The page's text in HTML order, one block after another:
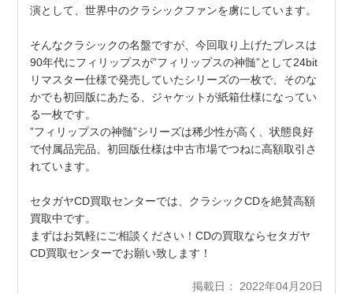
演として、世界中のクラシックファンを虜にしています。
そんなクラシックの名盤ですが、今回取り上げたプレスは
90年代にフィリップスが”フィリップスの神髄”として24bit
リマスター仕様で発売していたシリーズの一枚で、そのな
かでも初回版にあたる、ジャケットが紙箱仕様になってい
る一枚です。
”フィリップスの神髄”シリーズは稀少性が高く、状態良好
で付属品完品、初回版仕様は中古市場でつねに高額取引さ
れています。
セタガヤCD買取センターでは、 クラシックCDを絶賛高額
買取中です。
まずはお気軽にご相談ください！CDの買取ならセタガヤ
CD買取センターでお願い致します！
掲載日： 2022年04月20日